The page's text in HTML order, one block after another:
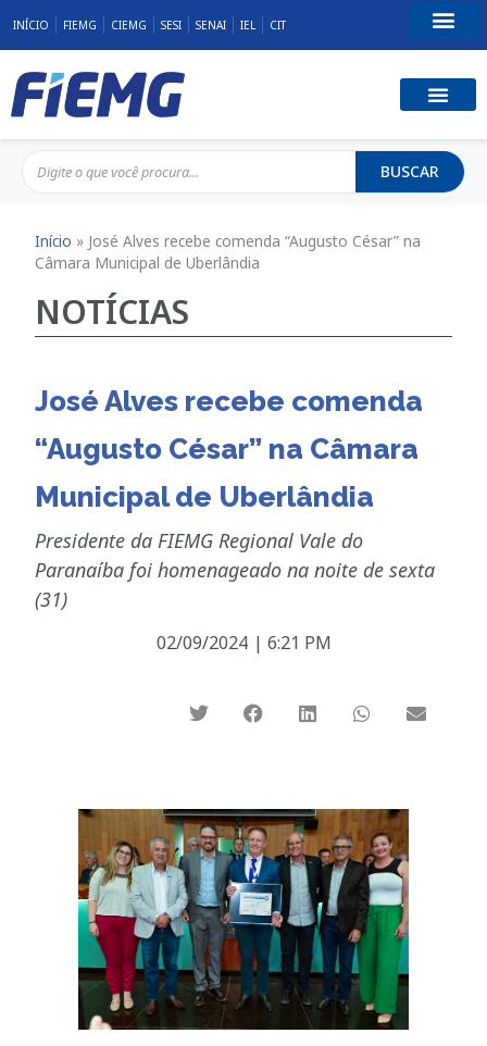
INÍCIO FIEMG CIEMG SESI SENAI IEL CIT
BUSCAR
Início » José Alves recebe comenda “Augusto César” na
Câmara Municipal de Uberlândia
NOTÍCIAS
José Alves recebe comenda
“Augusto César” na Câmara
Municipal de Uberlândia
Presidente da FIEMG Regional Vale do
Paranaíba foi homenageado na noite de sexta
(31)
02/09/2024 | 6:21 PM